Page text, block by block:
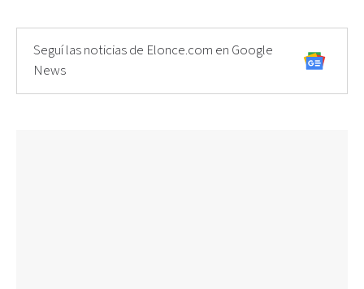
Seguí las noticias de Elonce.com en Google
News